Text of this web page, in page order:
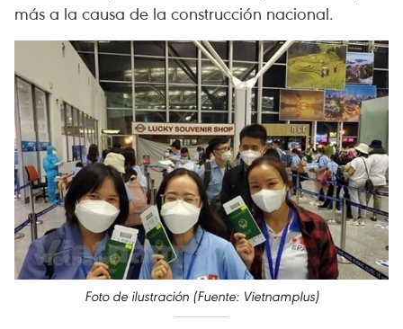
más a la causa de la construcción nacional.
Foto de ilustración (Fuente: Vietnamplus)